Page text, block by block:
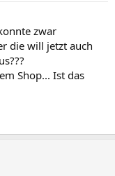
zwar
die will jetzt auch
Shop... Ist das